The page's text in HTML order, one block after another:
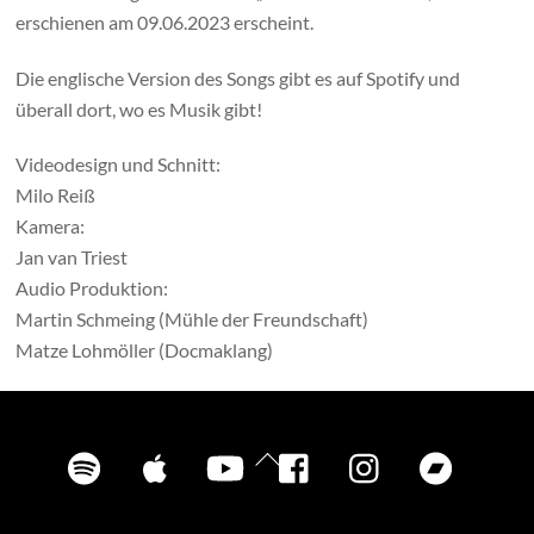
erschienen am 09.06.2023 erscheint.
Die englische Version des Songs gibt es auf Spotify und
überall dort, wo es Musik gibt!
Videodesign und Schnitt:
Milo Reiß
Kamera:
Jan van Triest
Audio Produktion:
Martin Schmeing (Mühle der Freundschaft)
Matze Lohmöller (Docmaklang)
Back
To
Spotify iTunes YouTube Facebook Instagram